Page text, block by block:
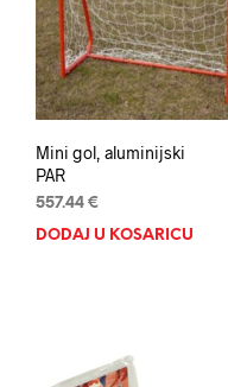
Mini gol, aluminijski
PAR
557.44 €
DODAJ U KOŠARICU